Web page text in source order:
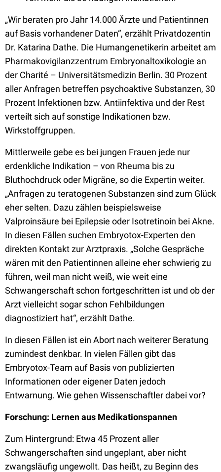
„Wir beraten pro Jahr 14.000 Ärzte und Patientinnen
auf Basis vorhandener Daten“, erzählt Privatdozentin
Dr. Katarina Dathe. Die Humangenetikerin arbeitet am
Pharmakovigilanzzentrum Embryonaltoxikologie an
der Charité – Universitätsmedizin Berlin. 30 Prozent
aller Anfragen betreffen psychoaktive Substanzen, 30
Prozent Infektionen bzw. Antiinfektiva und der Rest
verteilt sich auf sonstige Indikationen bzw.
Wirkstoffgruppen.
Mittlerweile gebe es bei jungen Frauen jede nur
erdenkliche Indikation – von Rheuma bis zu
Bluthochdruck oder Migräne, so die Expertin weiter.
„Anfragen zu teratogenen Substanzen sind zum Glück
eher selten. Dazu zählen beispielsweise
Valproinsäure bei Epilepsie oder Isotretinoin bei Akne.
In diesen Fällen suchen Embryotox-Experten den
direkten Kontakt zur Arztpraxis. „Solche Gespräche
wären mit den Patientinnen alleine eher schwierig zu
führen, weil man nicht weiß, wie weit eine
Schwangerschaft schon fortgeschritten ist und ob der
Arzt vielleicht sogar schon Fehlbildungen
diagnostiziert hat“, erzählt Dathe.
In diesen Fällen ist ein Abort nach weiterer Beratung
zumindest denkbar. In vielen Fällen gibt das
Embryotox-Team auf Basis von publizierten
Informationen oder eigener Daten jedoch
Entwarnung. Wie gehen Wissenschaftler dabei vor?
Forschung: Lernen aus Medikationspannen
Zum Hintergrund: Etwa 45 Prozent aller
Schwangerschaften sind ungeplant, aber nicht
zwangsläufig ungewollt. Das heißt, zu Beginn des